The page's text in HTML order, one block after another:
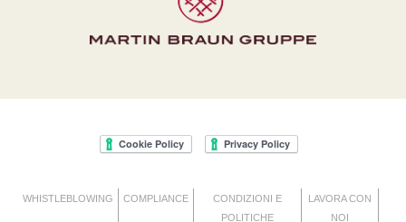
WHISTLEBLOWING COMPLIANCE
CONDIZIONI E
POLITICHE
LAVORA CON
NOI